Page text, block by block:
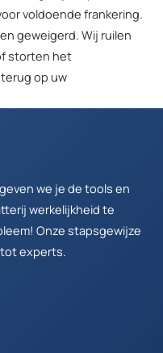
voldoende frankering.
geweigerd. Wij ruilen
storten het
op uw
we je de tools en
werkelijkheid te
Onze stapsgewijze
experts.